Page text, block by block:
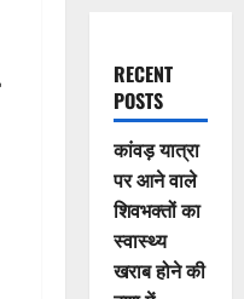
RECENT
POSTS
कांवड़ यात्रा
पर आने वाले
शिवभक्तों का
स्वास्थ्य
खराब होने की